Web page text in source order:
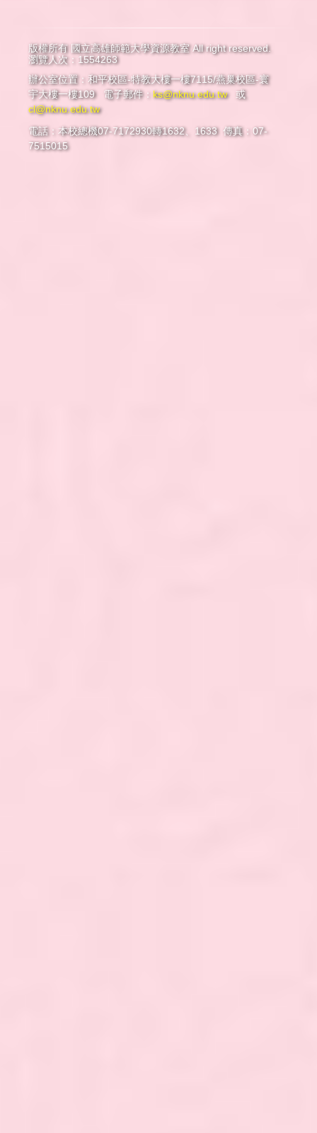
版權所有 國立高雄師範大學資源教室 All right reserved.
瀏覽人次：1554263
辦公室位置：和平校區-特教大樓一樓7115/燕巢校區-寰
宇大樓一樓109 電子郵件： ks@nknu.edu.tw 或
cl@nknu.edu.tw
電話：本校總機07-7172930轉1632、1633 傳真：07-
7515015